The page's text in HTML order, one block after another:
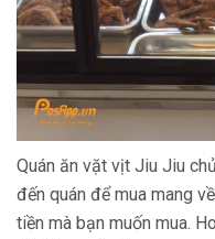
Quán ăn vặt vịt Jiu Jiu
đến quán để mua mang
tiền mà bạn muốn mua.